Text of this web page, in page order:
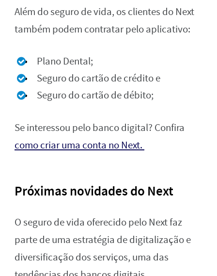
Além do seguro de vida, os clientes do Next
também podem contratar pelo aplicativo:
Plano Dental;
Seguro do cartão de crédito e
Seguro do cartão de débito;
Se interessou pelo banco digital? Confira
como criar uma conta no Next.
Próximas novidades do Next
O seguro de vida oferecido pelo Next faz
parte de uma estratégia de digitalização e
diversificação dos serviços, uma das